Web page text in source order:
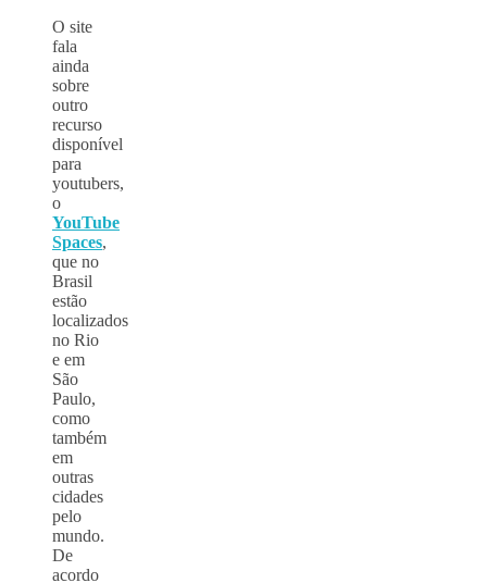
O site
fala
ainda
sobre
outro
recurso
disponível
para
youtubers,
o
YouTube
Spaces,
que no
Brasil
estão
localizados
no Rio
e em
São
Paulo,
como
também
em
outras
cidades
pelo
mundo.
De
acordo